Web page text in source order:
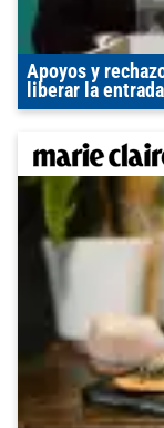
Apoyos y
liberar la